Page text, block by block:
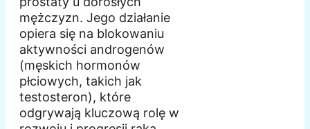
mężczyzn. Jego działanie
opiera się na blokowaniu
aktywności androgenów
(męskich hormonów
płciowych, takich jak
testosteron), które
odgrywają kluczową rolę w